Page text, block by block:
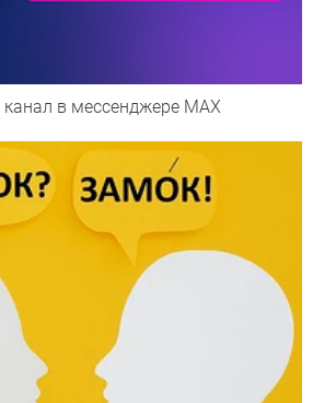
в мессенджере МАХ